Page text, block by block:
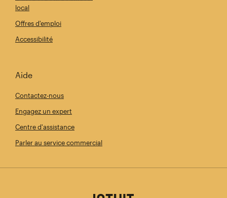
local
Offres d'emploi
Accessibilité
Aide
Contactez-nous
Engagez un expert
Centre d'assistance
Parler au service commercial